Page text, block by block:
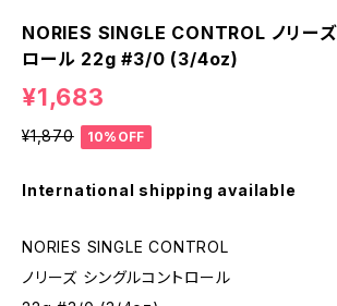
NORIES SINGLE CONTROL ノリーズ
ロール 22g #3/0 (3/4oz)
¥1,683
¥1,870 10%OFF
International shipping available
NORIES SINGLE CONTROL
ノリーズ シングルコントロール